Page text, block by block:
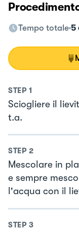
Tempo totale 5
STEP 1
Sciogliere il
t.a.
STEP 2
Mescolare in
e sempre
l'acqua con il
STEP 3